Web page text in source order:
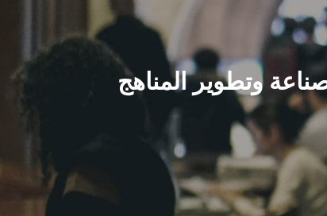
وتطوير المناهج